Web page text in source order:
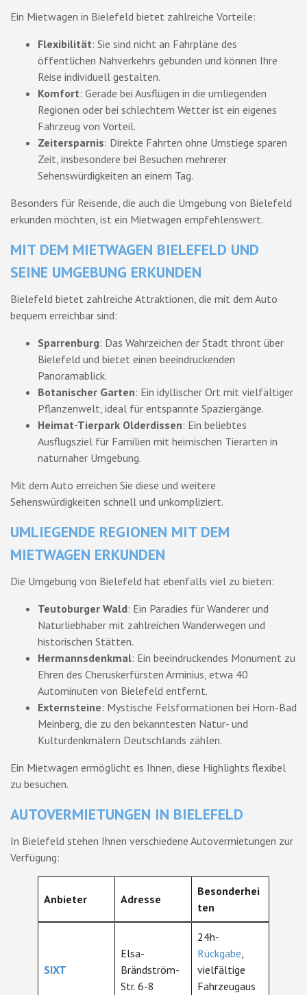
Ein Mietwagen in Bielefeld bietet zahlreiche Vorteile:
Flexibilität: Sie sind nicht an Fahrpläne des
öffentlichen Nahverkehrs gebunden und können Ihre
Reise individuell gestalten.
Komfort: Gerade bei Ausflügen in die umliegenden
Regionen oder bei schlechtem Wetter ist ein eigenes
Fahrzeug von Vorteil.
Zeitersparnis: Direkte Fahrten ohne Umstiege sparen
Zeit, insbesondere bei Besuchen mehrerer
Sehenswürdigkeiten an einem Tag.
Besonders für Reisende, die auch die Umgebung von Bielefeld
erkunden möchten, ist ein Mietwagen empfehlenswert.
MIT DEM MIETWAGEN BIELEFELD UND
SEINE UMGEBUNG ERKUNDEN
Bielefeld bietet zahlreiche Attraktionen, die mit dem Auto
bequem erreichbar sind:
Sparrenburg: Das Wahrzeichen der Stadt thront über
Bielefeld und bietet einen beeindruckenden
Panoramablick.
Botanischer Garten: Ein idyllischer Ort mit vielfältiger
Pflanzenwelt, ideal für entspannte Spaziergänge.
Heimat-Tierpark Olderdissen: Ein beliebtes
Ausflugsziel für Familien mit heimischen Tierarten in
naturnaher Umgebung.
Mit dem Auto erreichen Sie diese und weitere
Sehenswürdigkeiten schnell und unkompliziert.
UMLIEGENDE REGIONEN MIT DEM
MIETWAGEN ERKUNDEN
Die Umgebung von Bielefeld hat ebenfalls viel zu bieten:
Teutoburger Wald: Ein Paradies für Wanderer und
Naturliebhaber mit zahlreichen Wanderwegen und
historischen Stätten.
Hermannsdenkmal: Ein beeindruckendes Monument zu
Ehren des Cheruskerfürsten Arminius, etwa 40
Autominuten von Bielefeld entfernt.
Externsteine: Mystische Felsformationen bei Horn-Bad
Meinberg, die zu den bekanntesten Natur- und
Kulturdenkmälern Deutschlands zählen.
Ein Mietwagen ermöglicht es Ihnen, diese Highlights flexibel
zu besuchen.
AUTOVERMIETUNGEN IN BIELEFELD
In Bielefeld stehen Ihnen verschiedene Autovermietungen zur
Verfügung:
Anbieter Adresse
Besonderhei
ten
SIXT
Elsa-
Brändström-
Str. 6-8
24h-
Rückgabe,
vielfältige
Fahrzeugaus